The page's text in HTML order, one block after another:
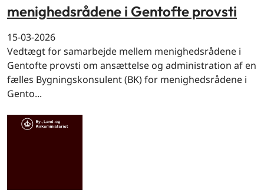
menighedsrådene i Gentofte provsti
15-03-2026
Vedtægt for samarbejde mellem menighedsrådene i
Gentofte provsti om ansættelse og administration af en
fælles Bygningskonsulent (BK) for menighedsrådene i
Gento...